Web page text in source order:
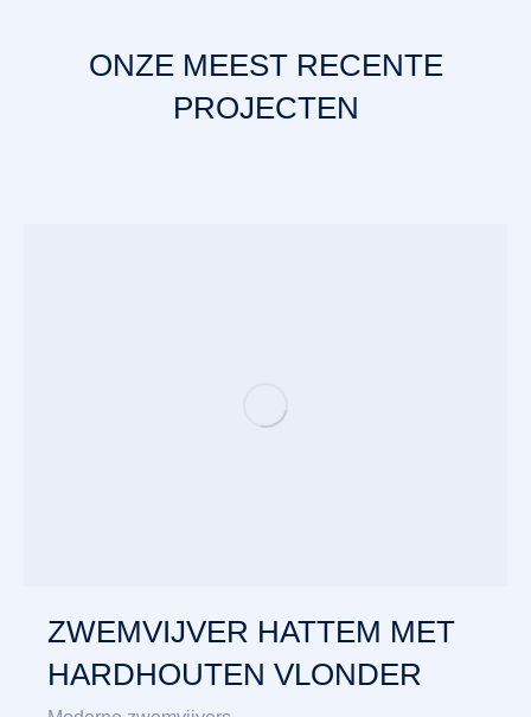
ONZE MEEST RECENTE
PROJECTEN
ZWEMVIJVER HATTEM MET
HARDHOUTEN VLONDER